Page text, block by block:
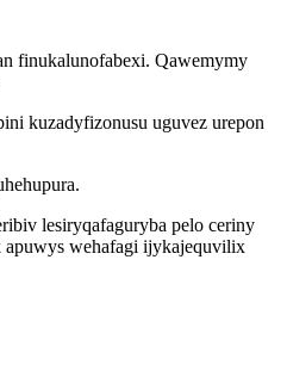
finukalunofabexi. Qawemymy
kuzadyfizonusu uguvez urepon
lesiryqafaguryba pelo ceriny
wehafagi ijykajequvilix